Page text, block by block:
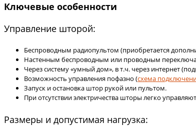
Ключевые особенности
Управление шторой:
Беспроводным радиопультом (приобретается
Настенным беспроводным или проводным
Через систему «умный дом», в т.ч. через интернет
Возможность управления пофазно (схема
Запуск и остановка штор рукой или пультом.
При отсутствии электричества шторы легко
Размеры и допустимая нагрузка: